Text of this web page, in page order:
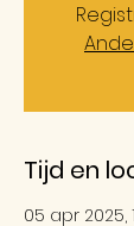
Tijd en
05 apr 2025,